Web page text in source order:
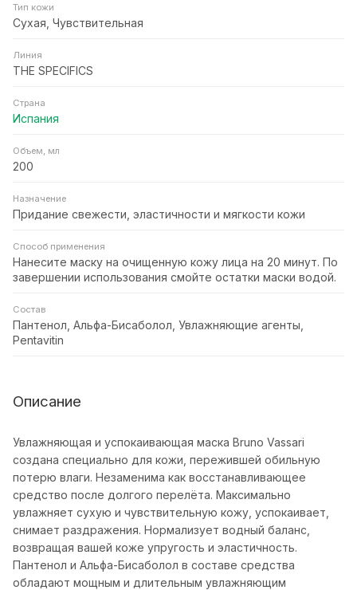
Тип кожи
Сухая, Чувствительная
Линия
THE SPECIFICS
Страна
Испания
Объем, мл
200
Назначение
Придание свежести, эластичности и мягкости кожи
Способ применения
Нанесите маску на очищенную кожу лица на 20 минут. По
завершении использования смойте остатки маски водой.
Состав
Пантенол, Альфа-Бисаболол, Увлажняющие агенты,
Pentavitin
Описание
Увлажняющая и успокаивающая маска Bruno Vassari
создана специально для кожи, пережившей обильную
потерю влаги. Незаменима как восстанавливающее
средство после долгого перелёта. Максимально
увлажняет сухую и чувствительную кожу, успокаивает,
снимает раздражения. Нормализует водный баланс,
возвращая вашей коже упругость и эластичность.
Пантенол и Альфа-Бисаболол в составе средства
обладают мощным и длительным увлажняющим